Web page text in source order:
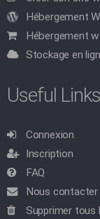
Hébergement
Hébergement
Stockage en
Useful Links
Connexion
Inscription
FAQ
Nous contacter
Supprimer tous